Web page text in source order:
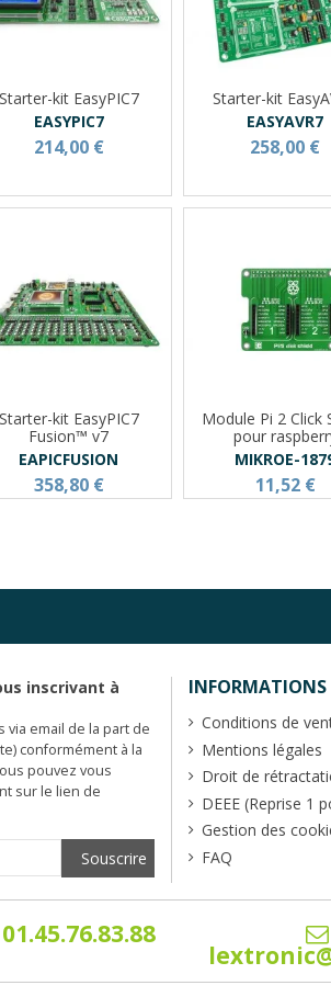
Starter-kit EasyPIC7
EASYPIC7
214,00 €
Starter-kit
EASYAVR7
258,00 €
Starter-kit EasyPIC7
Fusion™ v7
EAPICFUSION
358,80 €
Module Pi 2 Click
pour
MIKROE-
11,52 €
inscrivant à
email de la part de
conformément à la
pouvez vous
sur le lien de
INFORMATIONS
Conditions de
Mentions légales
Droit de
DEEE (Reprise 1
Gestion des
FAQ